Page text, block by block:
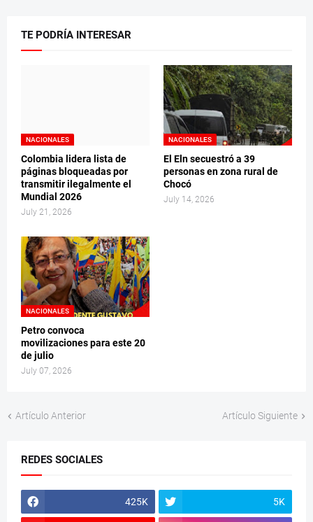
TE PODRÍA INTERESAR
NACIONALES
Colombia lidera lista de
páginas bloqueadas por
transmitir ilegalmente el
Mundial 2026
July 21, 2026
NACIONALES
El Eln secuestró a 39
personas en zona rural de
Chocó
July 14, 2026
NACIONALES
Petro convoca
movilizaciones para este 20
de julio
July 07, 2026
Artículo Anterior Artículo Siguiente
REDES SOCIALES
425K 5K